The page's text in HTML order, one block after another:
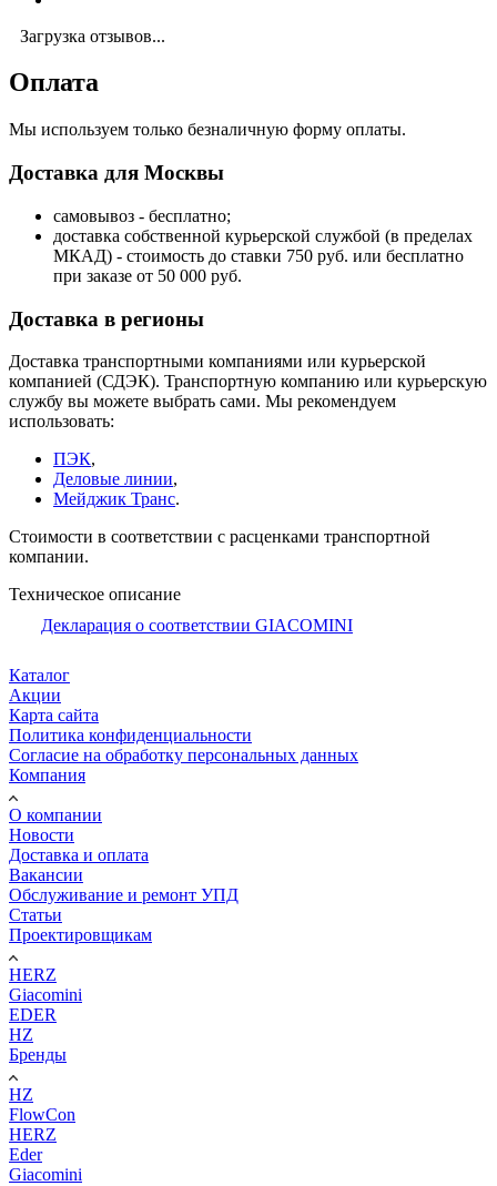
Загрузка отзывов...
Оплата
Мы используем только безналичную форму оплаты.
Доставка для Москвы
самовывоз - бесплатно;
доставка собственной курьерской службой (в пределах
МКАД) - стоимость до ставки 750 руб. или бесплатно
при заказе от 50 000 руб.
Доставка в регионы
Доставка транспортными компаниями или курьерской
компанией (СДЭК). Транспортную компанию или курьерскую
службу вы можете выбрать сами. Мы рекомендуем
использовать:
ПЭК,
Деловые линии,
Мейджик Транс.
Стоимости в соответствии с расценками транспортной
компании.
Техническое описание
Декларация о соответствии GIACOMINI
Каталог
Акции
Карта сайта
Политика конфиденциальности
Согласие на обработку персональных данных
Компания
О компании
Новости
Доставка и оплата
Вакансии
Обслуживание и ремонт УПД
Статьи
Проектировщикам
HERZ
Giacomini
EDER
HZ
Бренды
HZ
FlowCon
HERZ
Eder
Giacomini